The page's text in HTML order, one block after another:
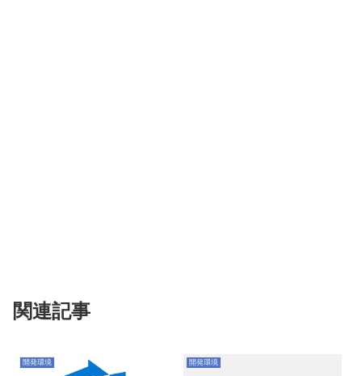
関連記事
開発環境 開発環境